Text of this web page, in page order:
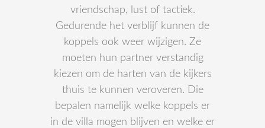
vriendschap, lust of tactiek.
Gedurende het verblijf kunnen de
koppels ook weer wijzigen. Ze
moeten hun partner verstandig
kiezen om de harten van de kijkers
thuis te kunnen veroveren. Die
bepalen namelijk welke koppels er
in de villa mogen blijven en welke er